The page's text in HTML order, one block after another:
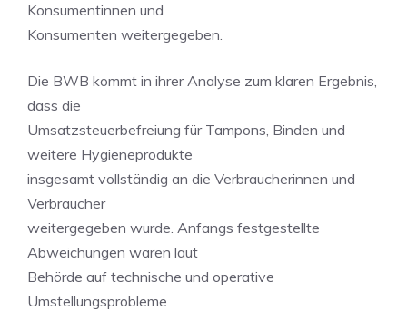
Konsumentinnen und
Konsumenten weitergegeben.
Die BWB kommt in ihrer Analyse zum klaren Ergebnis,
dass die
Umsatzsteuerbefreiung für Tampons, Binden und
weitere Hygieneprodukte
insgesamt vollständig an die Verbraucherinnen und
Verbraucher
weitergegeben wurde. Anfangs festgestellte
Abweichungen waren laut
Behörde auf technische und operative
Umstellungsprobleme